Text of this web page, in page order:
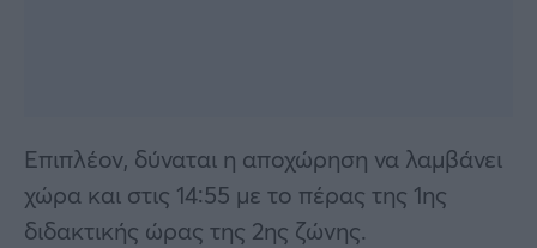
Επιπλέον, δύναται η αποχώρηση να λαμβάνει
χώρα και στις 14:55 με το πέρας της 1ης
διδακτικής ώρας της 2ης ζώνης.